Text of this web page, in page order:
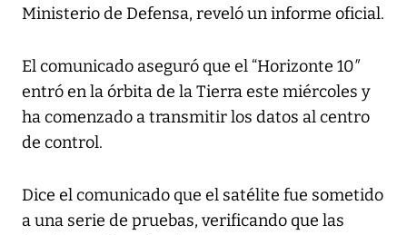
Ministerio de Defensa, reveló un informe oficial.
El comunicado aseguró que el “Horizonte 10″
entró en la órbita de la Tierra este miércoles y
ha comenzado a transmitir los datos al centro
de control.
Dice el comunicado que el satélite fue sometido
a una serie de pruebas, verificando que las